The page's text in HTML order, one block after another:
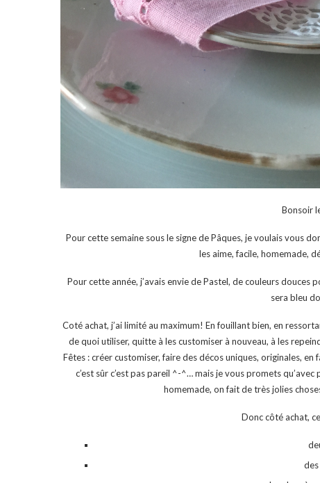
Bonsoir
Pour cette semaine sous le signe de Pâques, je voulais vous
les aime, facile, homemade,
Pour cette année, j’avais envie de Pastel, de couleurs
sera bleu
Coté achat, j’ai limité au maximum! En fouillant bien, en
de quoi utiliser, quitte à les customiser à nouveau, à les
Fêtes : créer customiser, faire des décos uniques, originales,
c’est sûr c’est pas pareil ^-^… mais je vous promets
homemade, on fait de très jolies
Donc côté achat,